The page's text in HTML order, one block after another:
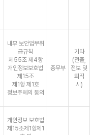
내부 보안업무취
급규칙
제55조 제4항
개인정보보호법
제15조
제1항 제1호
정보주체의 동의
총무부
기타
(전출,
전보 및
퇴직
시)
개인정보 보호법
제15조제1항제1